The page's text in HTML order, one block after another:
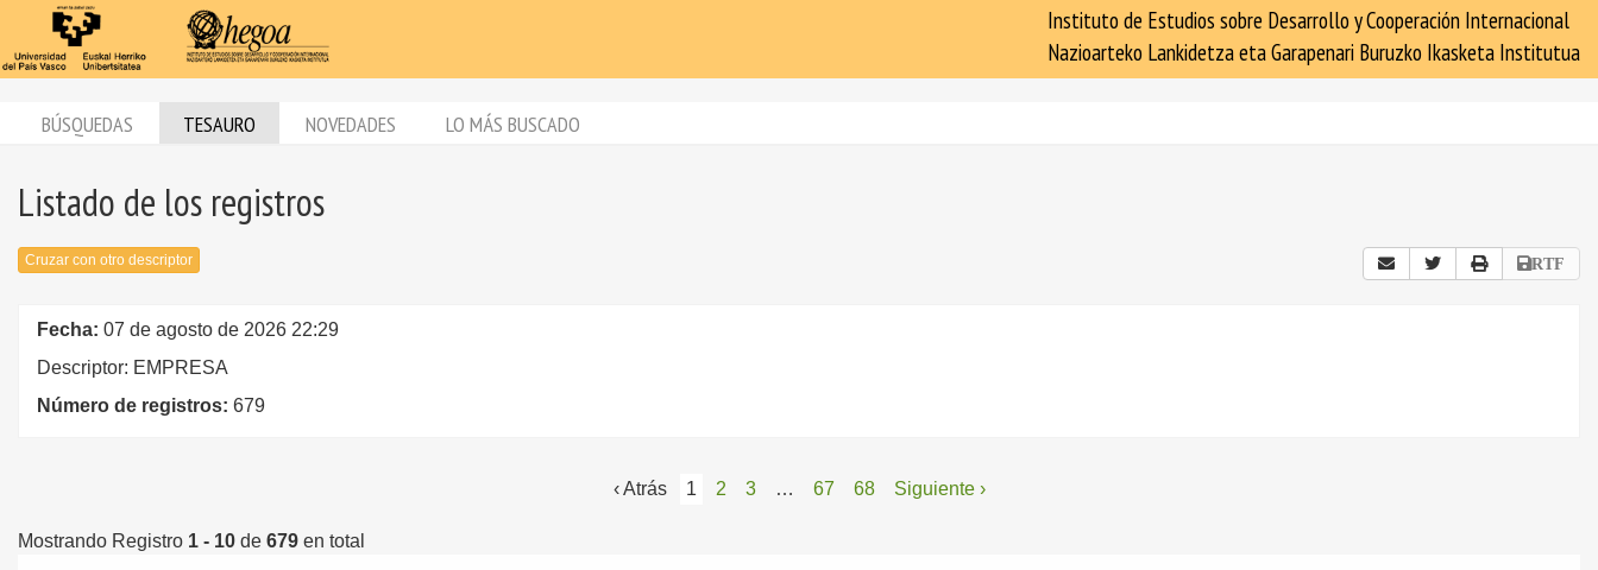
Instituto de Estudios sobre Desarrollo y Cooperación Internacional
Nazioarteko Lankidetza eta Garapenari Buruzko Ikasketa Institutua
BÚSQUEDAS TESAURO NOVEDADES LO MÁS BUSCADO
Listado de los registros
Cruzar con otro descriptor RTF
Fecha: 07 de agosto de 2026 22:29
Descriptor: EMPRESA
Número de registros: 679
‹ Atrás 1 2 3 … 67 68 Siguiente ›
Mostrando Registro 1 - 10 de 679 en total